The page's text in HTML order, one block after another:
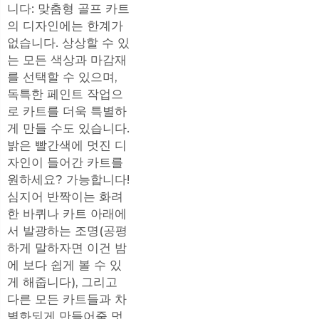
니다: 맞춤형 골프 카트
의 디자인에는 한계가
없습니다. 상상할 수 있
는 모든 색상과 마감재
를 선택할 수 있으며,
독특한 페인트 작업으
로 카트를 더욱 특별하
게 만들 수도 있습니다.
밝은 빨간색에 멋진 디
자인이 들어간 카트를
원하세요? 가능합니다!
심지어 반짝이는 화려
한 바퀴나 카트 아래에
서 발광하는 조명(공평
하게 말하자면 이건 밤
에 보다 쉽게 볼 수 있
게 해줍니다), 그리고
다른 모든 카트들과 차